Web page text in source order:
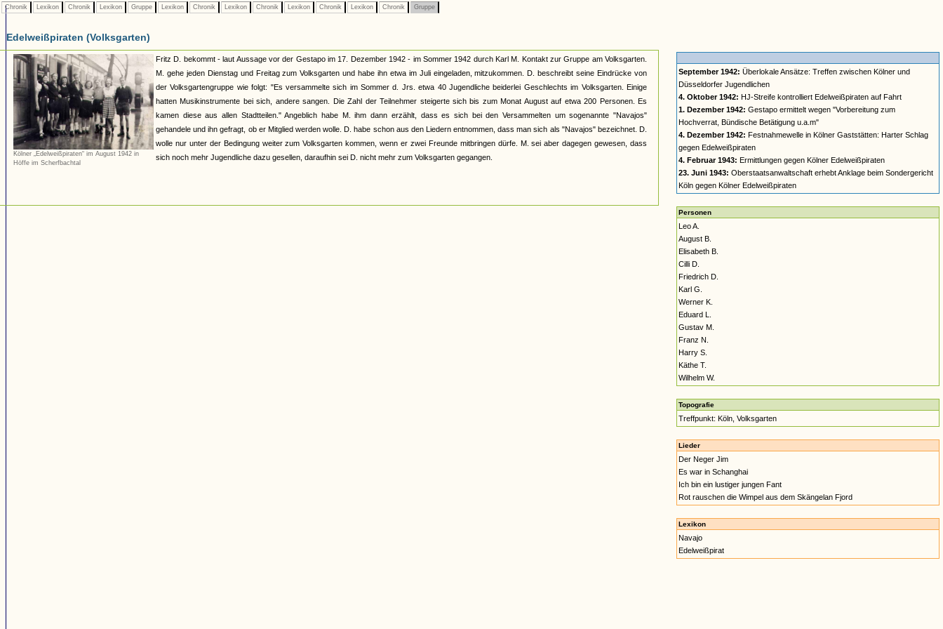
Chronik Lexikon Chronik Lexikon Gruppe Lexikon Chronik Lexikon Chronik Lexikon Chronik Lexikon Chronik Gruppe
Edelweißpiraten (Volksgarten)
Kölner „Edelweißpiraten“ im August 1942 in
Höffe im Scherfbachtal
Fritz D. bekommt - laut Aussage vor der Gestapo im 17. Dezember 1942 - im Sommer 1942 durch Karl M. Kontakt zur Gruppe am Volksgarten.
M. gehe jeden Dienstag und Freitag zum Volksgarten und habe ihn etwa im Juli eingeladen, mitzukommen. D. beschreibt seine Eindrücke von
der Volksgartengruppe wie folgt: "Es versammelte sich im Sommer d. Jrs. etwa 40 Jugendliche beiderlei Geschlechts im Volksgarten. Einige
hatten Musikinstrumente bei sich, andere sangen. Die Zahl der Teilnehmer steigerte sich bis zum Monat August auf etwa 200 Personen. Es
kamen diese aus allen Stadtteilen." Angeblich habe M. ihm dann erzählt, dass es sich bei den Versammelten um sogenannte "Navajos"
gehandele und ihn gefragt, ob er Mitglied werden wolle. D. habe schon aus den Liedern entnommen, dass man sich als "Navajos" bezeichnet. D.
wolle nur unter der Bedingung weiter zum Volksgarten kommen, wenn er zwei Freunde mitbringen dürfe. M. sei aber dagegen gewesen, dass
sich noch mehr Jugendliche dazu gesellen, daraufhin sei D. nicht mehr zum Volksgarten gegangen.
September 1942: Überlokale Ansätze: Treffen zwischen Kölner und
Düsseldorfer Jugendlichen
4. Oktober 1942: HJ-Streife kontrolliert Edelweißpiraten auf Fahrt
1. Dezember 1942: Gestapo ermittelt wegen "Vorbereitung zum
Hochverrat, Bündische Betätigung u.a.m"
4. Dezember 1942: Festnahmewelle in Kölner Gaststätten: Harter Schlag
gegen Edelweißpiraten
4. Februar 1943: Ermittlungen gegen Kölner Edelweißpiraten
23. Juni 1943: Oberstaatsanwaltschaft erhebt Anklage beim Sondergericht
Köln gegen Kölner Edelweißpiraten
Personen
Leo A.
August B.
Elisabeth B.
Cilli D.
Friedrich D.
Karl G.
Werner K.
Eduard L.
Gustav M.
Franz N.
Harry S.
Käthe T.
Wilhelm W.
Topografie
Treffpunkt: Köln, Volksgarten
Lieder
Der Neger Jim
Es war in Schanghai
Ich bin ein lustiger jungen Fant
Rot rauschen die Wimpel aus dem Skängelan Fjord
Lexikon
Navajo
Edelweißpirat